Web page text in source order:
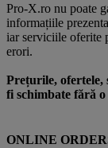
Pro-X.ro nu poate
informațiile
iar serviciile oferite
erori.
Prețurile, ofertele,
fi schimbate fără
ONLINE